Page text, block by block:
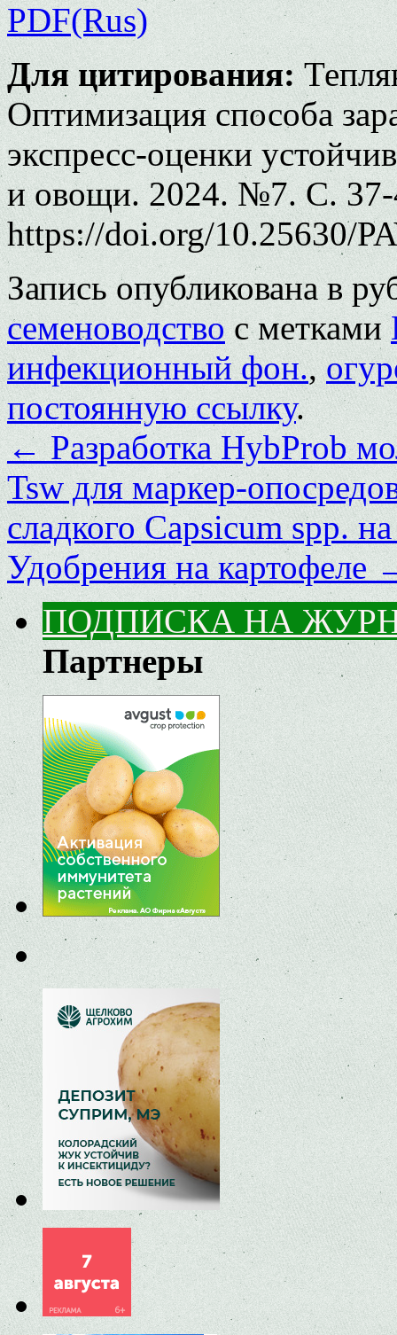
PDF(Rus)
Для цитирования:
Оптимизация способа
экспресс-оценки
и овощи. 2024. №7. С.
https://doi.org/10.25630/
Запись опубликована в
семеноводствос метками
инфекционный фон.,
постоянную ссылку.
←Разработка HybProb
Tsw для маркер-
сладкого Capsicum spp.
Удобрения на картофеле
ПОДПИСКА НА
Партнеры